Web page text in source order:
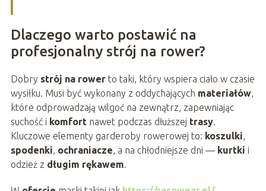
Dlaczego warto postawić na
profesjonalny strój na rower?
Dobry strój na rowerto taki, który wspiera ciało w czasie
wysiłku. Musi być wykonany z oddychających materiałów,
które odprowadzają wilgoć na zewnątrz, zapewniając
suchość i komfortnawet podczas dłuższej trasy.
Kluczowe elementy garderoby rowerowej to: koszulki,
spodenki, ochraniacze, a na chłodniejsze dni — kurtki i
odzież z długim rękawem.